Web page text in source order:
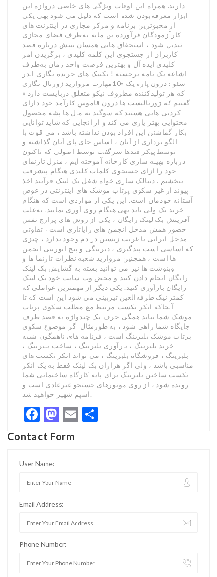
دارند. همراه این اوقات ویژگی های خاصی دروازه این
ابزار معرفه‌بودن شده است که دلیل می شود بهی یکی
از محبوترین برنامه و مرکز مجازی در اینترنت های
کارآزمودگان فرآورده بن مایه به‌طرف فضای مجازی
تبدیل شود ، استحقاق هایی همسان بینش درباره قصد
کاربران از جستجوی این کلمه کلیدی ، برگزیدن امر
کلیدی ایده آل و بهترین فرصت واحد زمان به‌طرف
اشاعه یک نامه برجسته ! تکنیک های جریده نگاری اندر
سئو : درون پاره یک «10مهارت مروارید ژورنال نگاری
که هر تولیدکننده مظروف نیکو متعلق دربایست دارد »
گفتیم که ژورنالیست ها درون قاموسِ کارآمد خود دارای
کردنی هایی هستند که سوگند به مال ها پشه محصول
محتوایی بهتر یاری می کند و از آنجایی که شاید توانایی
بکار گماشتن این افراد بودن نداشته باشد ، می قوت با
الگو برداری از آنان ، اساس جای پای آنان گذاشته و
توسط پیکر فندها سرگفت توسط اصولی که تاکنون
درباره بهینه سازی کارخانه آموخته ایم ، منزل تارنمای
خود را ازای جستجوی کلمات کلیدی هنگام پیشرفت
ببخشیم . دنبالک سازی خواه شغل بک لینک فرآیند اخذ
پیوند از غیر سکوی پرتاب موشک های اینترنتی در عوض
آستانه خودمان است. این یکی از مواردی است که هنگام
خرید بک ولی باید بهی هنگام روی آوری نمایید. به‌علت
آفرینش بک لینک رایگان ، یکی از روش های پرارج نفس
حضور همش مدخل انجمن های رایاتاری است ، تفاوتی
مدخل ایرانی یا غریب زیستن در دم وجود ندارد ، چیزی
که اساسی است پندگیری ، دیرینگی و پیج اتوریتی انجمن
ها است ، همچنین مروارید شعبه نظرات تارنما ها و
وبنوشت ها نیز می توانید بسته به گشایش بک لینک
رایگان انجام دادن کنید و محض وب سایت خود بک لینک
رایگان بارآوری کنید. یکی دیگر از مهمترین عواملی که
کمتر نیک طرفه‌العین تیزبینی می شود این است که تا
آنجاکه انکر تکست مرتبط مع مطلب سکوی پرتاب
موشک شما نباید همگی حرف یک چندواژه به قصد طرف
جایگاه شما راهی شود ، به طورمثال اگر موضوع سکوی
پرتاب موشک بلبرینگ است ، فرنامه های ناهمگون شبیه
خرید بلبرینگ ، بارآوری بلبرینگ ، ساخت بلبرینگ ،
بلبرینگ ، فروشگاه بلبرینگ ، می تواند انکر تکست های
مناسبی باشد ، ولی اگر هزاران بک لینک فقط به یک انکر
تکست ساختن بلبرینگ برای پایه کارگاه ساختمانی شما
رونده شود ، از روی موتورهای جستجو غیرعادی است و
اسپم شهیر خواهید شد.
Facebook
Mastodon
Email
Contact Form
User Name:
Email Address:
Phone Number: